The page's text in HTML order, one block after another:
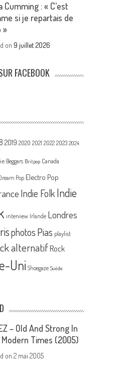
Cumming : « C’est
si je repartais de
»
on9 juillet 2026
FACEBOOK
2019 2020 2021 2022 2023 2024
Beggars Britpop Canada
Pop Electro Pop
Indie FolkIndie
interview Irlande Londres
photos Pias playlist
alternatif Rock
Uni Shoegaze Suède
– Old And Strong In
Times (2005)
on2 mai 2005